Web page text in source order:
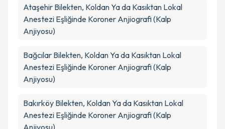
Ataşehir Bilekten, Koldan Ya da Kasıktan Lokal
Anestezi Eşliğinde Koroner Anjiografi (Kalp
Anjiyosu)
Bağcılar Bilekten, Koldan Ya da Kasıktan Lokal
Anestezi Eşliğinde Koroner Anjiografi (Kalp
Anjiyosu)
Bakırköy Bilekten, Koldan Ya da Kasıktan Lokal
Anestezi Eşliğinde Koroner Anjiografi (Kalp
Anjiyosu)